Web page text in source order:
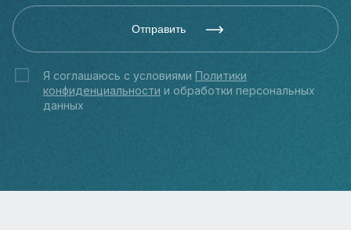
Отправить
Я соглашаюсь с условиями Политики
конфиденциальности и обработки персональных
данных